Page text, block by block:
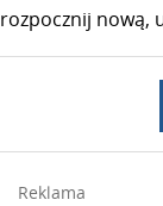
rozpocznij nową,
Reklama